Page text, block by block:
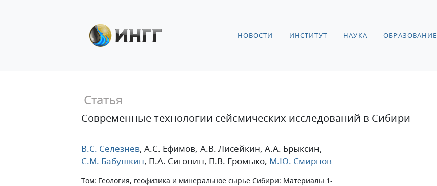
НОВОСТИ ИНСТИТУТ НАУКА ОБРАЗОВАНИЕ
Статья
Современные технологии сейсмических исследований в Сибири
В.С. Селезнев, А.С. Ефимов, А.В. Лисейкин, А.А. Брыксин,
С.М. Бабушкин, П.А. Сигонин, П.В. Громыко, М.Ю. Смирнов
Том: Геология, геофизика и минеральное сырье Сибири: Материалы 1-